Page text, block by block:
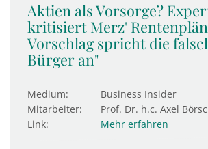
Aktien als Vorsorge?
kritisiert Merz'
Vorschlag spricht die
Bürger an"
Medium:
Business Insider
Mitarbeiter:
Prof. Dr. h.c. Axel
Link:
Mehr erfahren